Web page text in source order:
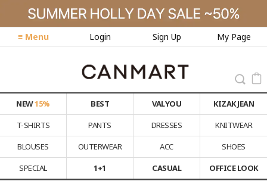
≡ Menu Login Sign Up My Page
NEW15% BEST VALYOU
KIZAK JEAN
T-SHIRTS
PANTS DRESSES
KNITWEAR
BLOUSES
OUTERWEAR ACC
SHOES
SPECIAL
1+1 CASUAL OFFICE LOOK